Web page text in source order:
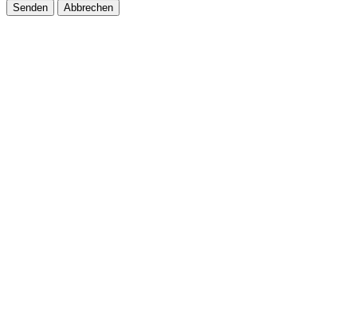
Senden Abbrechen